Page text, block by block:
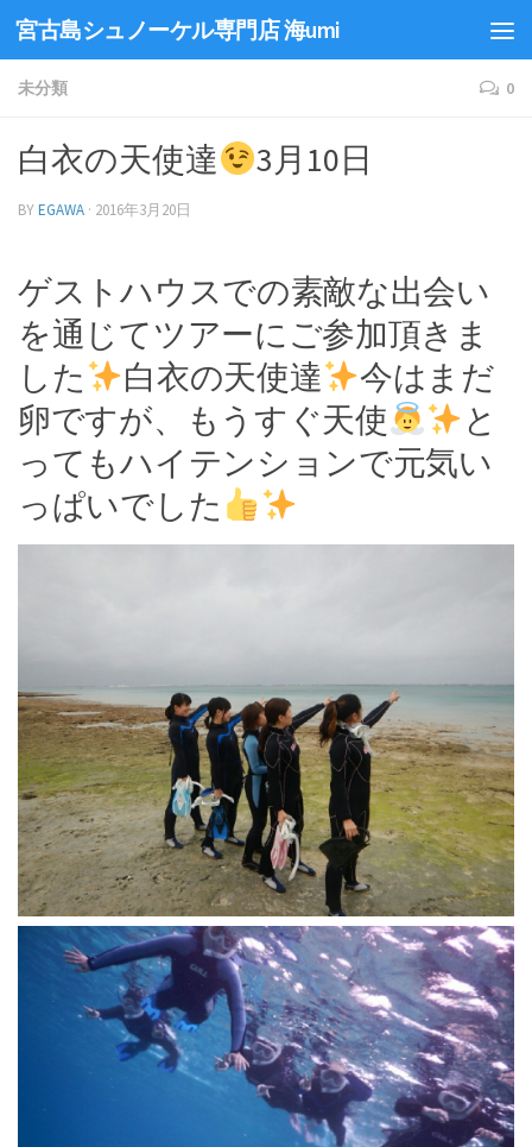
宮古島シュノーケル専門店 海umi
未分類 0
白衣の天使達 3月10日
BYEGAWA · 2016年3月20日
ゲストハウスでの素敵な出会い
を通じてツアーにご参加頂きま
した
白衣の天使達
今はまだ
卵ですが、もうすぐ天使
と
ってもハイテンションで元気い
っぱいでした